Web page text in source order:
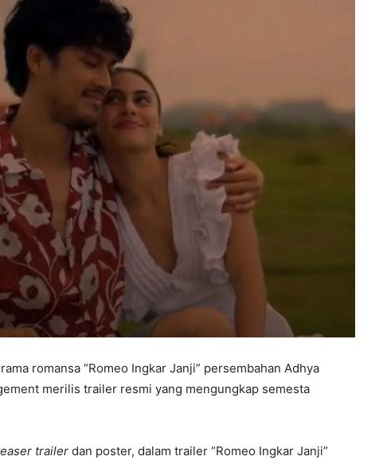
romansa “Romeo Ingkar Janji” persembahan Adhya
merilis trailer resmi yang mengungkap semesta
trailer dan poster, dalam trailer “Romeo Ingkar Janji”